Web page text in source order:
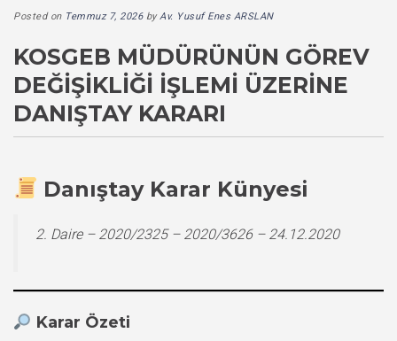
Posted on Temmuz 7, 2026byAv. Yusuf Enes ARSLAN
KOSGEB MÜDÜRÜNÜN GÖREV
DEĞIŞIKLIĞI İŞLEMI ÜZERINE
DANIŞTAY KARARI
Danıştay Karar Künyesi
2. Daire – 2020/2325 – 2020/3626 – 24.12.2020
Karar Özeti